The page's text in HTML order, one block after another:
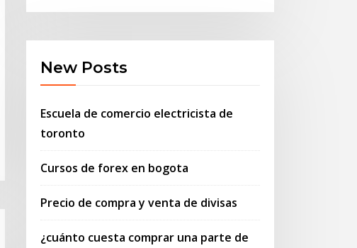
New Posts
Escuela de comercio electricista de
toronto
Cursos de forex en bogota
Precio de compra y venta de divisas
¿cuánto cuesta comprar una parte de